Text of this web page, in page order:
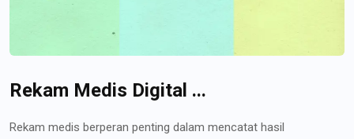
Rekam Medis Digital ...
Rekam medis berperan penting dalam mencatat hasil